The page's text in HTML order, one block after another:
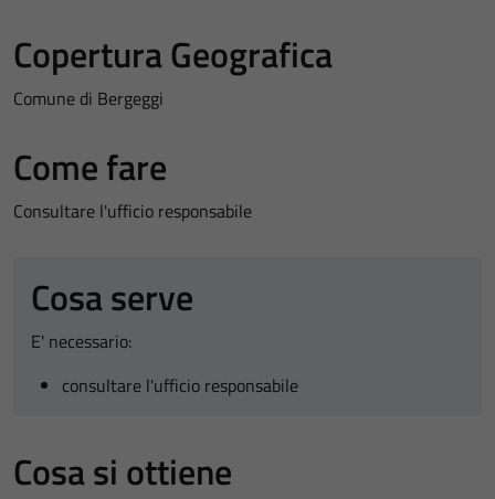
Copertura Geografica
Comune di Bergeggi
Come fare
Consultare l'ufficio responsabile
Cosa serve
E' necessario:
consultare l'ufficio responsabile
Cosa si ottiene